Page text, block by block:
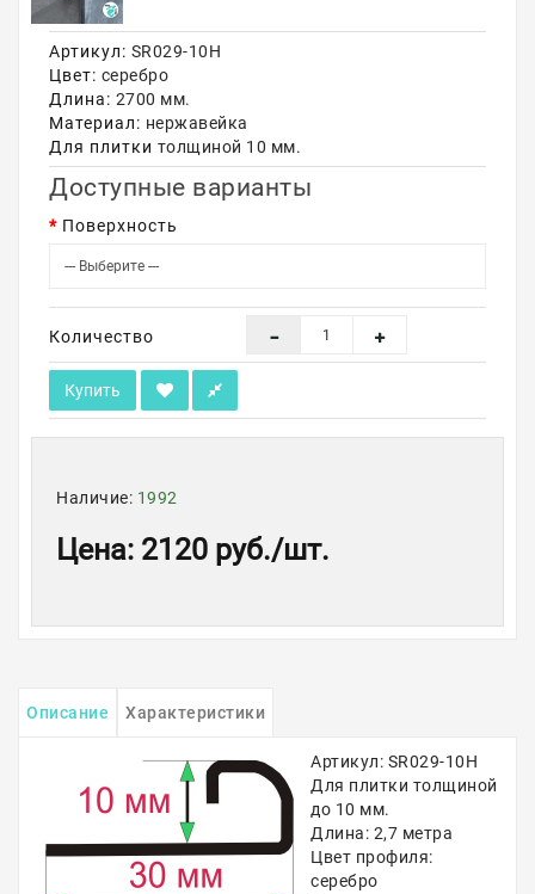
Артикул: SR029-10H
Цвет: серебро
Длина: 2700 мм.
Материал: нержавейка
Для плитки толщиной 10 мм.
Доступные варианты
Поверхность
Количество
Купить
Наличие: 1992
Цена: 2120 руб./шт.
Описание Характеристики
Артикул: SR029-10H
Для плитки толщиной
до 10 мм.
Длина: 2,7 метра
Цвет профиля:
серебро